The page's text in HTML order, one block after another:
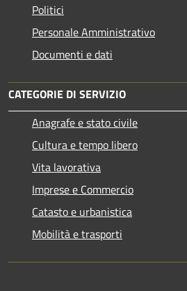
Politici
Personale Amministrativo
Documenti e dati
CATEGORIE DI SERVIZIO
Anagrafe e stato civile
Cultura e tempo libero
Vita lavorativa
Imprese e Commercio
Catasto e urbanistica
Mobilità e trasporti